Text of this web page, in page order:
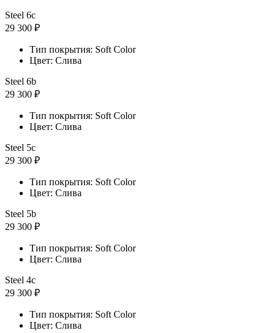
Steel 6с
29 300 ₽
Тип покрытия: Soft Color
Цвет: Слива
Steel 6b
29 300 ₽
Тип покрытия: Soft Color
Цвет: Слива
Steel 5с
29 300 ₽
Тип покрытия: Soft Color
Цвет: Слива
Steel 5b
29 300 ₽
Тип покрытия: Soft Color
Цвет: Слива
Steel 4с
29 300 ₽
Тип покрытия: Soft Color
Цвет: Слива